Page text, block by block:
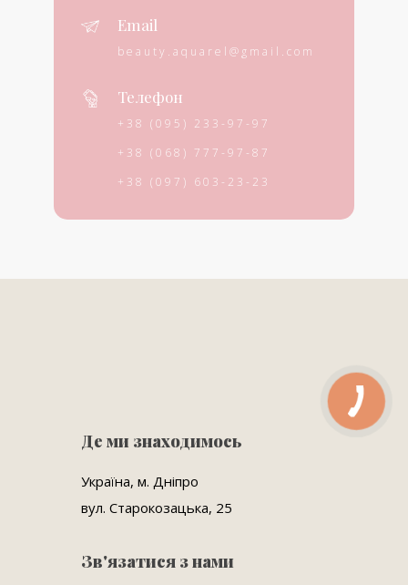
Email
beauty.aquarel@gmail.com
Телефон
+38 (095) 233-97-97
+38 (068) 777-97-87
+38 (097) 603-23-23
Де ми знаходимось
Україна, м. Дніпро
вул. Старокозацька, 25
Зв'язатися з нами